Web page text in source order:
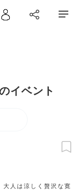
イベント
大人は涼しく贅沢な寛